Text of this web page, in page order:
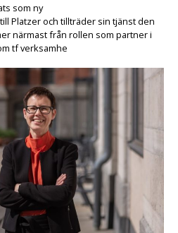
som ny
Platzer och tillträder sin tjänst den
närmast från rollen som partner i
tf verksamhe